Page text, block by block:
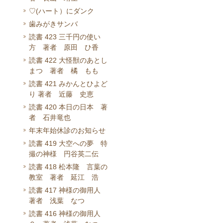
♡(ハート）にダンク
歯みがきサンバ
読書 423 三千円の使い
方 著者 原田 ひ香
読書 422 大怪獣のあとし
まつ 著者 橘 もも
読書 421 みかんとひよど
り 著者 近藤 史恵
読書 420 本日の日本 著
者 石井竜也
年末年始休診のお知らせ
読書 419 大空への夢 特
撮の神様 円谷英二伝
読書 418 松本隆 言葉の
教室 著者 延江 浩
読書 417 神様の御用人
著者 浅葉 なつ
読書 416 神様の御用人